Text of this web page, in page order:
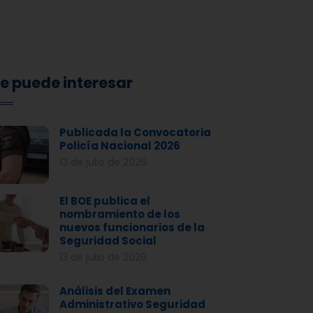
puede interesar
Publicada la Convocatoria
Policía Nacional 2026
El BOE publica el
nombramiento de los
nuevos funcionarios de la
Seguridad Social
Análisis del Examen
Administrativo Seguridad